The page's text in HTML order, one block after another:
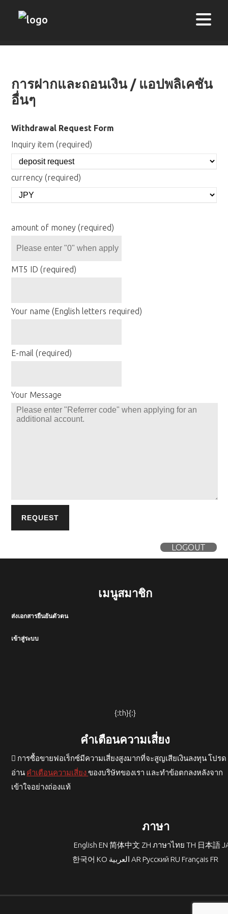
การฝากและถอนเงิน / แอปพลิเคชัน
อื่นๆ
Withdrawal Request Form
Inquiry item (required)
currency (required)
amount of money (required)
MT5 ID (required)
Your name (English letters required)
E-mail (required)
Your Message
LOGOUT
เมนูสมาชิก
ส่งเอกสารยืนยันตัวตน
เข้าสู่ระบบ
{:th}{:}
คำเตือนความเสี่ยง
การซื้อขายฟอเร็กซ์มีความเสี่ยงสูงมากที่จะสูญเสียเงินลงทุน โปรด
อ่าน คำเตือนความเสี่ยงของบริษัทของเรา และทำข้อตกลงหลังจาก
เข้าใจอย่างถ่องแท้
ภาษา
English EN 简体中文 ZH ภาษาไทย TH 日本語
한국어 KO العربية AR Русский RU Français FR